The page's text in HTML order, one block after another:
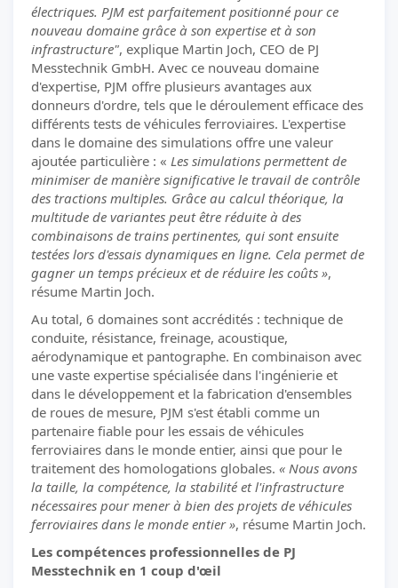
électriques. PJM est parfaitement positionné pour ce
nouveau domaine grâce à son expertise et à son
infrastructure", explique Martin Joch, CEO de PJ
Messtechnik GmbH. Avec ce nouveau domaine
d'expertise, PJM offre plusieurs avantages aux
donneurs d'ordre, tels que le déroulement efficace des
différents tests de véhicules ferroviaires. L'expertise
dans le domaine des simulations offre une valeur
ajoutée particulière : « Les simulations permettent de
minimiser de manière significative le travail de contrôle
des tractions multiples. Grâce au calcul théorique, la
multitude de variantes peut être réduite à des
combinaisons de trains pertinentes, qui sont ensuite
testées lors d'essais dynamiques en ligne. Cela permet de
gagner un temps précieux et de réduire les coûts »,
résume Martin Joch.
Au total, 6 domaines sont accrédités : technique de
conduite, résistance, freinage, acoustique,
aérodynamique et pantographe. En combinaison avec
une vaste expertise spécialisée dans l'ingénierie et
dans le développement et la fabrication d'ensembles
de roues de mesure, PJM s'est établi comme un
partenaire fiable pour les essais de véhicules
ferroviaires dans le monde entier, ainsi que pour le
traitement des homologations globales. « Nous avons
la taille, la compétence, la stabilité et l'infrastructure
nécessaires pour mener à bien des projets de véhicules
ferroviaires dans le monde entier », résume Martin Joch.
Les compétences professionnelles de PJ
Messtechnik en 1 coup d'œil